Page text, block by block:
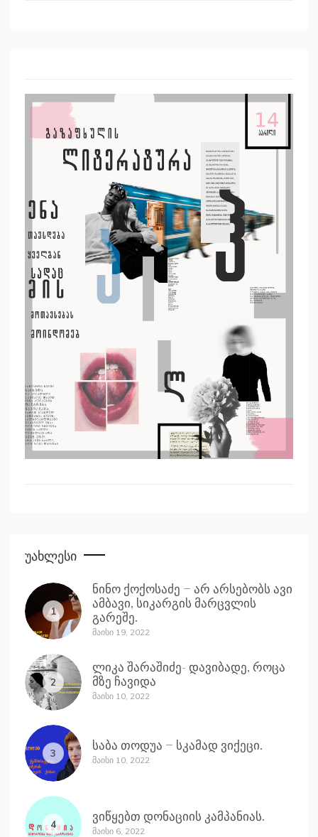
Უახლესი
1
ნინო ქოქოსაძე – არ არსებობს ავი
ამბავი, სიკარგის მარცვლის
გარეშე.
Მაისი 19, 2022
2
ლიკა შარაშიძე- დავიბადე, როცა
მზე ჩავიდა
Მაისი 10, 2022
3 საბა თოდუა – სკამად ვიქეცი.
Მაისი 10, 2022
4 ვიწყებთ დონაციის კამპანიას.
Მაისი 6, 2022